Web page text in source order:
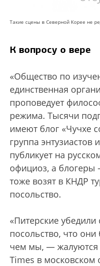
Такие сцены в Северной Корее не
К вопросу о вере
«Общество по
единственная
проповедует
режима. Тысячи
имеют блог «Чучхе
группа энтузиастов
публикует на
официоз, а блогеры
тоже возят в КНДР
посольство.
«Питерские убедили
посольство, что
чем мы, — жалуются
Times в